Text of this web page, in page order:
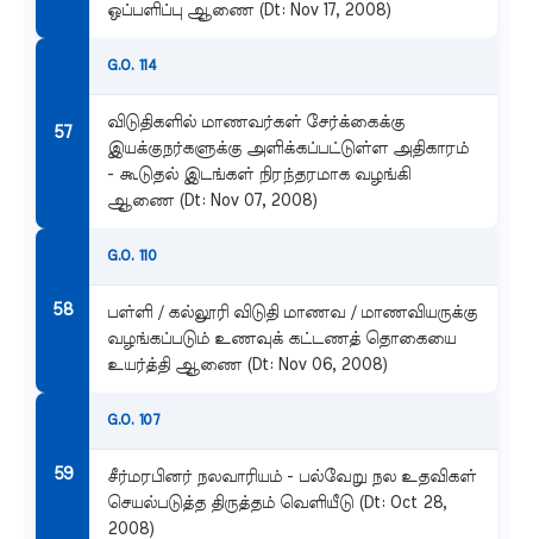
ஒப்பளிப்பு ஆணை (Dt: Nov 17, 2008)
G.O. 114
விடுதிகளில் மாணவர்கள் சேர்க்கைக்கு
இயக்குநர்களுக்கு அளிக்கப்பட்டுள்ள அதிகாரம்
- கூடுதல் இடங்கள் நிரந்தரமாக வழங்கி
ஆணை (Dt: Nov 07, 2008)
G.O. 110
பள்ளி / கல்லூரி விடுதி மாணவ / மாணவியருக்கு
வழங்கப்படும் உணவுக் கட்டணத் தொகையை
உயர்த்தி ஆணை (Dt: Nov 06, 2008)
G.O. 107
சீர்மரபினர் நலவாரியம் - பல்வேறு நல உதவிகள்
செயல்படுத்த திருத்தம் வெளியீடு (Dt: Oct 28,
2008)